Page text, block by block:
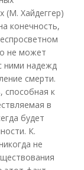
(М. Хайдеггер)
конечность,
не может
ними надежд
смерти.
способная к
в
будет
К.
не